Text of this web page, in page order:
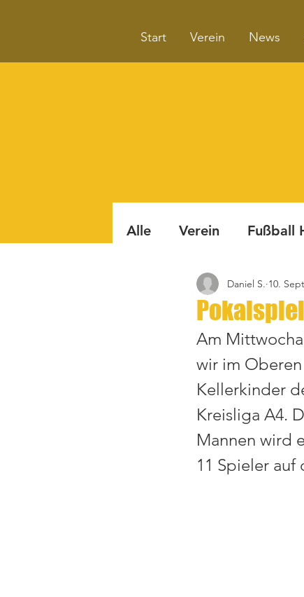
Start Verein News
Alle Verein Fußball
Badminton Boule
Daniel S. 10.
Am
wir im
Kellerkinder
Kreisliga A4.
Mannen wird
11 Spieler auf